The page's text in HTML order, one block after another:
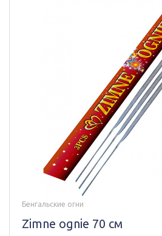
Бенгальские огни
Zimne ognie 70 см